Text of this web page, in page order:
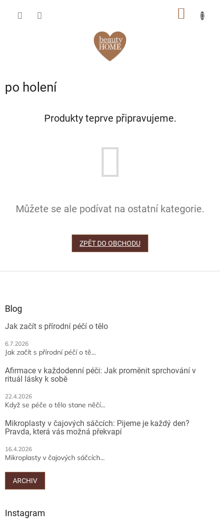
po holení
Produkty teprve připravujeme.
Můžete se ale podívat na ostatní kategorie.
ZPĚT DO OBCHODU
Blog
Jak začít s přírodní péčí o tělo
6.7.2026
Jak začít s přírodní péčí o tě...
Afirmace v každodenní péči: Jak proměnit sprchování v
rituál lásky k sobě
22.4.2026
Když se péče o tělo stane něčí...
Mikroplasty v čajových sáčcích: Pijeme je každý den?
Pravda, která vás možná překvapí
16.4.2026
Mikroplasty v čajových sáčcích...
ARCHIV
Instagram